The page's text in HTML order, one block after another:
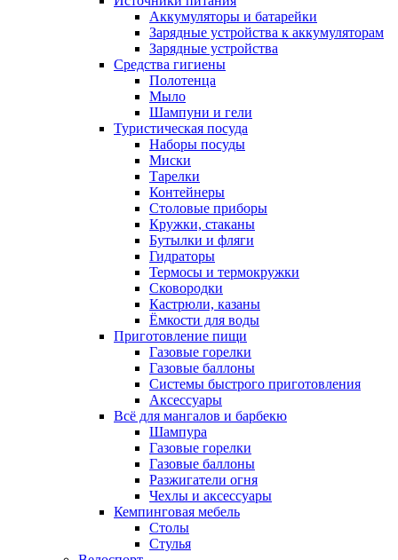
Аккумуляторы и батарейки
Зарядные устройства к аккумуляторам
Зарядные устройства
Средства гигиены
Полотенца
Мыло
Шампуни и гели
Туристическая посуда
Наборы посуды
Миски
Тарелки
Контейнеры
Столовые приборы
Кружки, стаканы
Бутылки и фляги
Гидраторы
Термосы и термокружки
Сковородки
Кастрюли, казаны
Ёмкости для воды
Приготовление пищи
Газовые горелки
Газовые баллоны
Системы быстрого приготовления
Аксессуары
Всё для мангалов и барбекю
Шампура
Газовые горелки
Газовые баллоны
Разжигатели огня
Чехлы и аксессуары
Кемпинговая мебель
Столы
Стулья